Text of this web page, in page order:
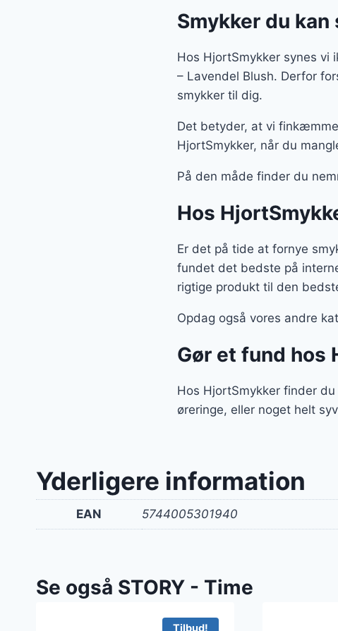
Smykker du
Hos HjortSmykker synes
– Lavendel Blush. Derfor
smykker til dig.
Det betyder, at vi
HjortSmykker, når du
På den måde finder du
Hos
Er det på tide at fornye
fundet det bedste på
rigtige produkt til den
Opdag også vores andre
Gør et fund hos
Hos HjortSmykker finder
øreringe, eller noget helt
Yderligere information
EAN 5744005301940
Se også STORY - Time
Tilbud!